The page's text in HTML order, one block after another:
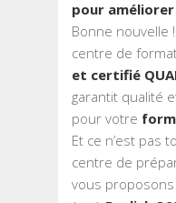
pour
Bonne nouvelle
centre de
et certifié
garantit qualité
pour votre
Et ce n’est pas
centre de
vous